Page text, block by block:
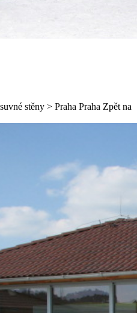
stěny > Praha Praha Zpět na